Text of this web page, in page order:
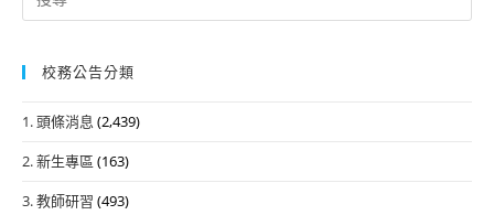
for:
校務公告分類
1. 頭條消息 (2,439)
2. 新生專區 (163)
3. 教師研習 (493)